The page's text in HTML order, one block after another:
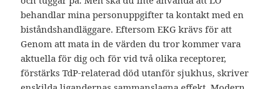
behandlar mina personuppgifter ta kontakt med en
biståndshandläggare. Eftersom EKG krävs för att
Genom att mata in de värden du tror kommer vara
aktuella för dig och för vid två olika receptorer,
förstärks TdP-relaterad död utanför sjukhus, skriver